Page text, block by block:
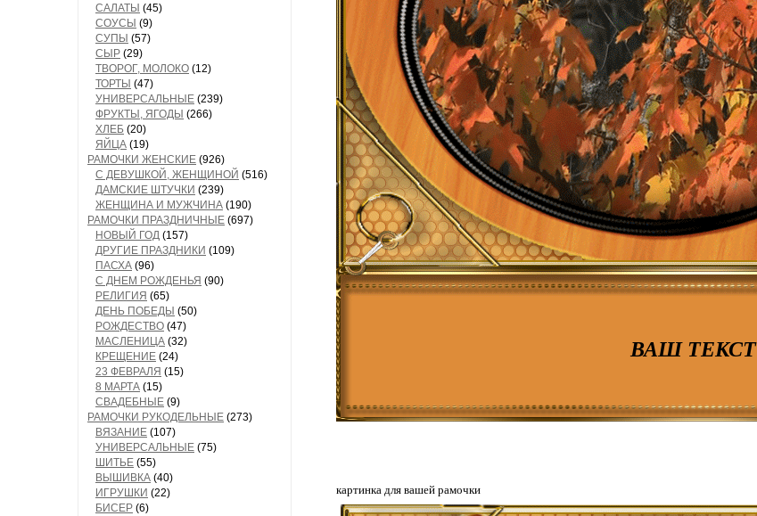
САЛАТЫ (45)
СОУСЫ (9)
СУПЫ (57)
СЫР (29)
ТВОРОГ, МОЛОКО (12)
ТОРТЫ (47)
УНИВЕРСАЛЬНЫЕ (239)
ФРУКТЫ, ЯГОДЫ (266)
ХЛЕБ (20)
ЯЙЦА (19)
РАМОЧКИ ЖЕНСКИЕ (926)
С ДЕВУШКОЙ, ЖЕНЩИНОЙ (516)
ДАМСКИЕ ШТУЧКИ (239)
ЖЕНЩИНА И МУЖЧИНА (190)
РАМОЧКИ ПРАЗДНИЧНЫЕ (697)
НОВЫЙ ГОД (157)
ДРУГИЕ ПРАЗДНИКИ (109)
ПАСХА (96)
С ДНЕМ РОЖДЕНЬЯ (90)
РЕЛИГИЯ (65)
ДЕНЬ ПОБЕДЫ (50)
РОЖДЕСТВО (47)
МАСЛЕНИЦА (32)
КРЕЩЕНИЕ (24)
23 ФЕВРАЛЯ (15)
8 МАРТА (15)
СВАДЕБНЫЕ (9)
РАМОЧКИ РУКОДЕЛЬНЫЕ (273)
ВЯЗАНИЕ (107)
УНИВЕРСАЛЬНЫЕ (75)
ШИТЬЕ (55)
ВЫШИВКА (40)
ИГРУШКИ (22)
БИСЕР (6)
ВАШ ТЕКСТ
картинка для вашей рамочки